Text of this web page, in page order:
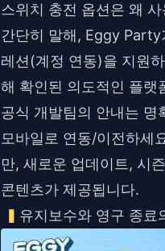
스위치 충전 옵션은 왜
간단히 말해, Eggy Party
레션(계정 연동)을 지원
해 확인된 의도적인 플랫
공식 개발팀의 안내는 명
모바일로 연동/이전하세
만, 새로운 업데이트, 시
콘텐츠가 제공됩니다.
유지보수와 영구 종료